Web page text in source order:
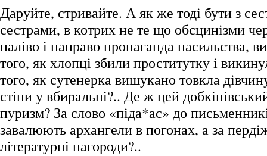
Даруйте, стривайте. А як же тоді бути з
сестрами, в котрих не те що обсцинізми
наліво і направо пропаганда насильства,
того, як хлопці збили проститутку і
того, як сутенерка вишукано товкла
стіни у вбиральні?.. Де ж цей
пуризм? За слово «піда*ас» до
завалюють архангели в погонах, а за
літературні нагороди?..